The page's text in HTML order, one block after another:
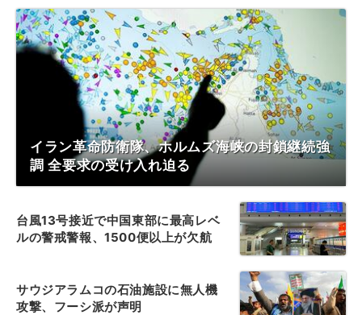
イラン革命防衛隊、ホルムズ海峡の封鎖継続強
調 全要求の受け入れ迫る
台風13号接近で中国東部に最高レベ
ルの警戒警報、1500便以上が欠航
サウジアラムコの石油施設に無人機
攻撃、フーシ派が声明